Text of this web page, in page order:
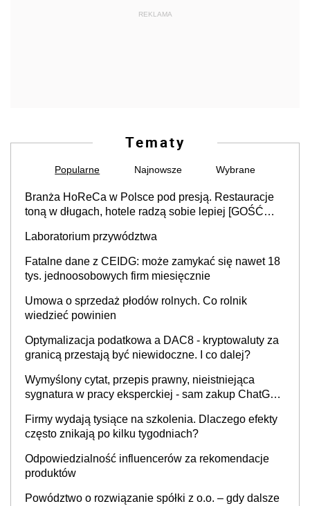
REKLAMA
Tematy
Popularne Najnowsze Wybrane
Branża HoReCa w Polsce pod presją. Restauracje
toną w długach, hotele radzą sobie lepiej [GOŚĆ
Laboratorium przywództwa
Fatalne dane z CEIDG: może zamykać się nawet 18
tys. jednoosobowych firm miesięcznie
Umowa o sprzedaż płodów rolnych. Co rolnik
wiedzieć powinien
Optymalizacja podatkowa a DAC8 - kryptowaluty za
granicą przestają być niewidoczne. I co dalej?
Wymyślony cytat, przepis prawny, nieistniejąca
sygnatura w pracy eksperckiej - sam zakup ChatGPT
Firmy wydają tysiące na szkolenia. Dlaczego efekty
często znikają po kilku tygodniach?
Odpowiedzialność influencerów za rekomendacje
produktów
Powództwo o rozwiązanie spółki z o.o. – gdy dalsze